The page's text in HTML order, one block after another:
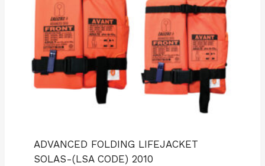
ADVANCED FOLDING LIFEJACKET
SOLAS-(LSA CODE) 2010